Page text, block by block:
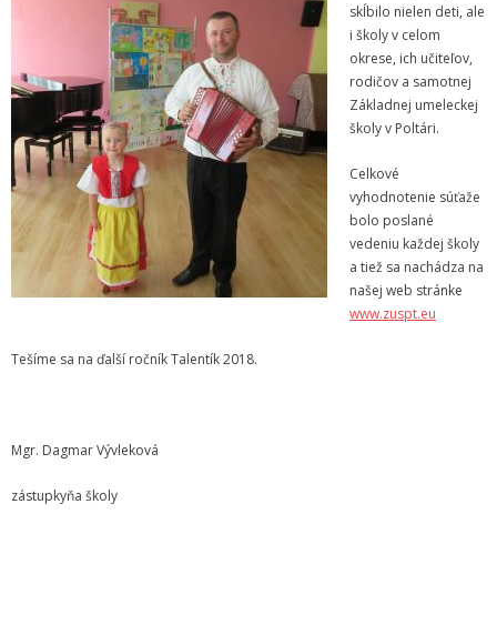
- - ZMLUVY 2025
- - ZMLUVY 2024
- - ZMLUVY 2023
- - ZMLUVY 2022
- - ZMLUVY 2021
- - ZMLUVY 2020
- - OBJEDNÁVKY 2026
- - OBJEDNÁVKY 2024
- - OBJEDNÁVKY 2023
skĺbilo nielen deti, ale
i školy v celom
okrese, ich učiteľov,
rodičov a samotnej
Základnej umeleckej
školy v Poltári.
Celkové
vyhodnotenie súťaže
bolo poslané
vedeniu každej školy
a tiež sa nachádza na
našej web stránke
www.zuspt.eu
Tešíme sa na ďalší ročník Talentík 2018.
Mgr. Dagmar Vývleková
zástupkyňa školy